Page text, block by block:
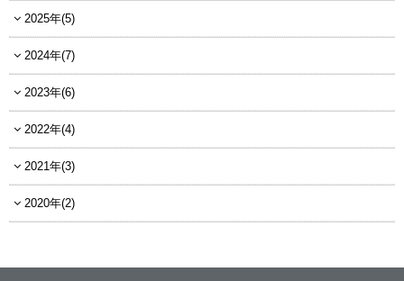
2025年(5)
2024年(7)
2023年(6)
2022年(4)
2021年(3)
2020年(2)